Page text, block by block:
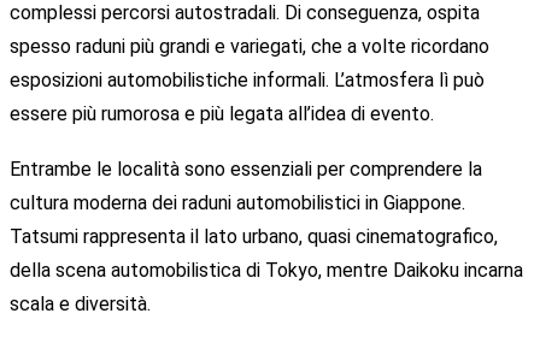
complessi percorsi autostradali. Di conseguenza, ospita
spesso raduni più grandi e variegati, che a volte ricordano
esposizioni automobilistiche informali. L’atmosfera lì può
essere più rumorosa e più legata all’idea di evento.
Entrambe le località sono essenziali per comprendere la
cultura moderna dei raduni automobilistici in Giappone.
Tatsumi rappresenta il lato urbano, quasi cinematografico,
della scena automobilistica di Tokyo, mentre Daikoku incarna
scala e diversità.